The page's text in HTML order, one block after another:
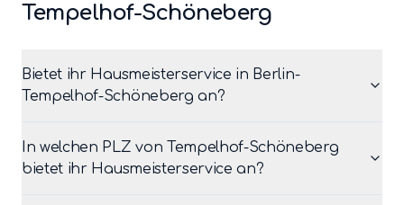
Tempelhof-Schöneberg
Bietet ihr Hausmeisterservice in Berlin-
Tempelhof-Schöneberg an?
In welchen PLZ von Tempelhof-Schöneberg
bietet ihr Hausmeisterservice an?